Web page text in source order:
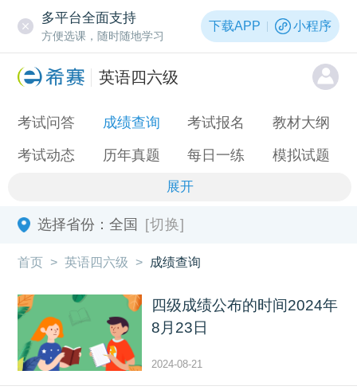
多平台全面支持
方便选课，随时随地学习
下载APP 小程序
英语四六级
考试问答 成绩查询 考试报名 教材大纲
考试动态 历年真题 每日一练 模拟试题
展开
选择省份： 全国 [切换]
首页 > 英语四六级 > 成绩查询
四级成绩公布的时间2024年
8月23日
2024-08-21